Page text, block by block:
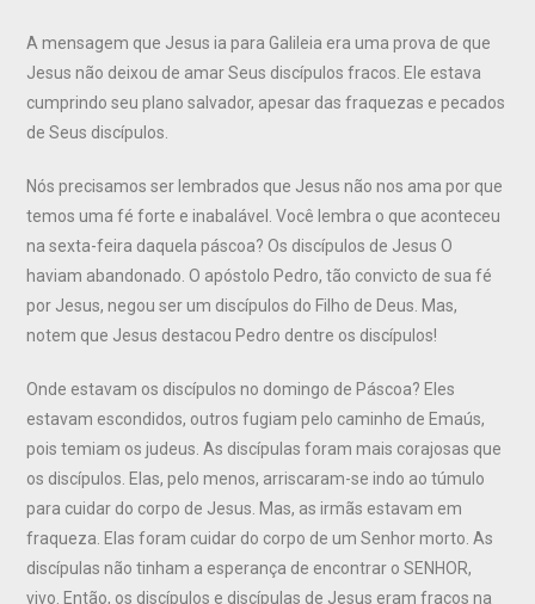
A mensagem que Jesus ia para Galileia era uma prova de que
Jesus não deixou de amar Seus discípulos fracos. Ele estava
cumprindo seu plano salvador, apesar das fraquezas e pecados
de Seus discípulos.
Nós precisamos ser lembrados que Jesus não nos ama por que
temos uma fé forte e inabalável. Você lembra o que aconteceu
na sexta-feira daquela páscoa? Os discípulos de Jesus O
haviam abandonado. O apóstolo Pedro, tão convicto de sua fé
por Jesus, negou ser um discípulos do Filho de Deus. Mas,
notem que Jesus destacou Pedro dentre os discípulos!
Onde estavam os discípulos no domingo de Páscoa? Eles
estavam escondidos, outros fugiam pelo caminho de Emaús,
pois temiam os judeus. As discípulas foram mais corajosas que
os discípulos. Elas, pelo menos, arriscaram-se indo ao túmulo
para cuidar do corpo de Jesus. Mas, as irmãs estavam em
fraqueza. Elas foram cuidar do corpo de um Senhor morto. As
discípulas não tinham a esperança de encontrar o SENHOR,
vivo. Então, os discípulos e discípulas de Jesus eram fracos na